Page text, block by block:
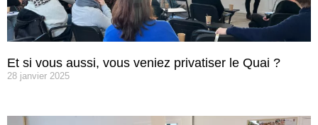
Et si vous aussi, vous veniez privatiser le Quai ?
28 janvier 2025